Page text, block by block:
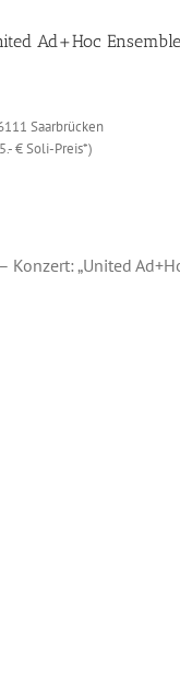
Ad+Hoc
Saarbrücken
€ Soli-Preis*)
Konzert: „United